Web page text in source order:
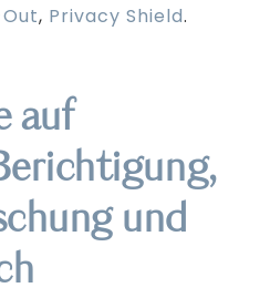
, Privacy Shield.
auf
und